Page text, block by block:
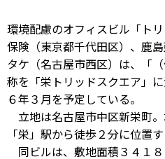
環境配慮のオフィスビル「ト
保険（東京都千代田区）、鹿
タケ（名古屋市西区）は、「
称を「栄トリッドスクエア」
６年３月を予定している。
立地は名古屋市中区新栄町
「栄」駅から徒歩２分に位置す
同ビルは、敷地面積３４１